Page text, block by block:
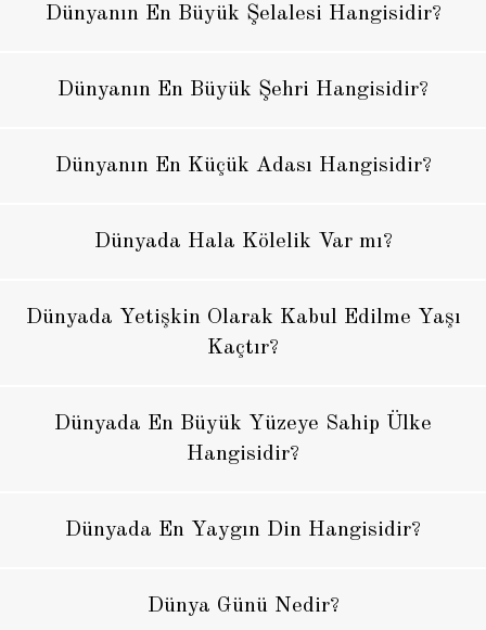
Dünyanın En Büyük Şelalesi Hangisidir?
Dünyanın En Büyük Şehri Hangisidir?
Dünyanın En Küçük Adası Hangisidir?
Dünyada Hala Kölelik Var mı?
Dünyada Yetişkin Olarak Kabul Edilme Yaşı
Kaçtır?
Dünyada En Büyük Yüzeye Sahip Ülke
Hangisidir?
Dünyada En Yaygın Din Hangisidir?
Dünya Günü Nedir?